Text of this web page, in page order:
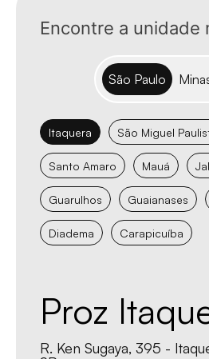
Encontre a unidade
São Paulo
Itaquera São Miguel
Santo Amaro Mauá
Guarulhos Guaianases
Diadema Carapicuíba
Proz
R. Ken Sugaya, 395 -